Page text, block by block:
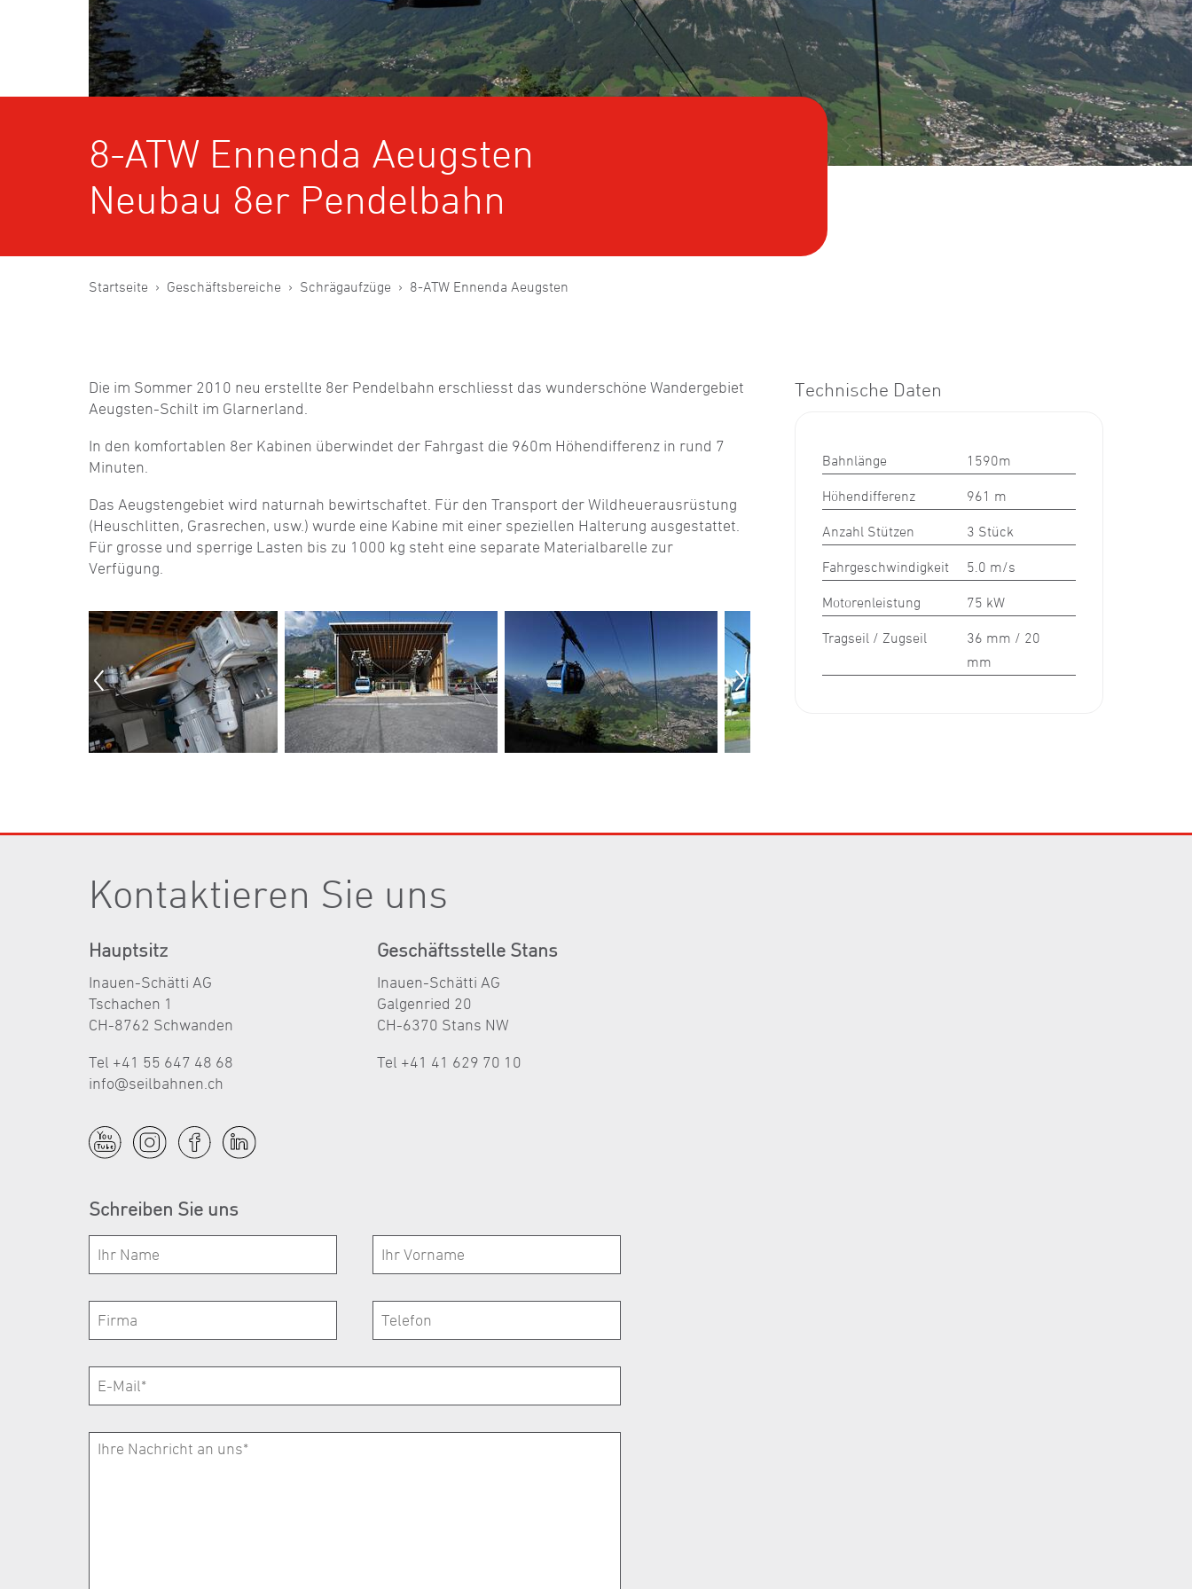
8-ATW Ennenda Aeugsten
Neubau 8er Pendelbahn
Startseite Geschäftsbereiche Schrägaufzüge 8-ATW Ennenda Aeugsten
Die im Sommer 2010 neu erstellte 8er Pendelbahn erschliesst das wunderschöne Wandergebiet
Aeugsten-Schilt im Glarnerland.
In den komfortablen 8er Kabinen überwindet der Fahrgast die 960m Höhendifferenz in rund 7
Minuten.
Das Aeugstengebiet wird naturnah bewirtschaftet. Für den Transport der Wildheuerausrüstung
(Heuschlitten, Grasrechen, usw.) wurde eine Kabine mit einer speziellen Halterung ausgestattet.
Für grosse und sperrige Lasten bis zu 1000 kg steht eine separate Materialbarelle zur
Verfügung.
Technische Daten
Bahnlänge 1590m
Höhendifferenz 961 m
Anzahl Stützen 3 Stück
Fahrgeschwindigkeit 5.0 m/s
Motorenleistung 75 kW
Tragseil / Zugseil
36 mm / 20
mm
Kontaktieren Sie uns
Hauptsitz
Inauen-Schätti AG
Tschachen 1
CH-8762 Schwanden
Tel +41 55 647 48 68
nf
s lb hn n ch
Geschäftsstelle Stans
Inauen-Schätti AG
Galgenried 20
CH-6370 Stans NW
Tel +41 41 629 70 10
Schreiben Sie uns